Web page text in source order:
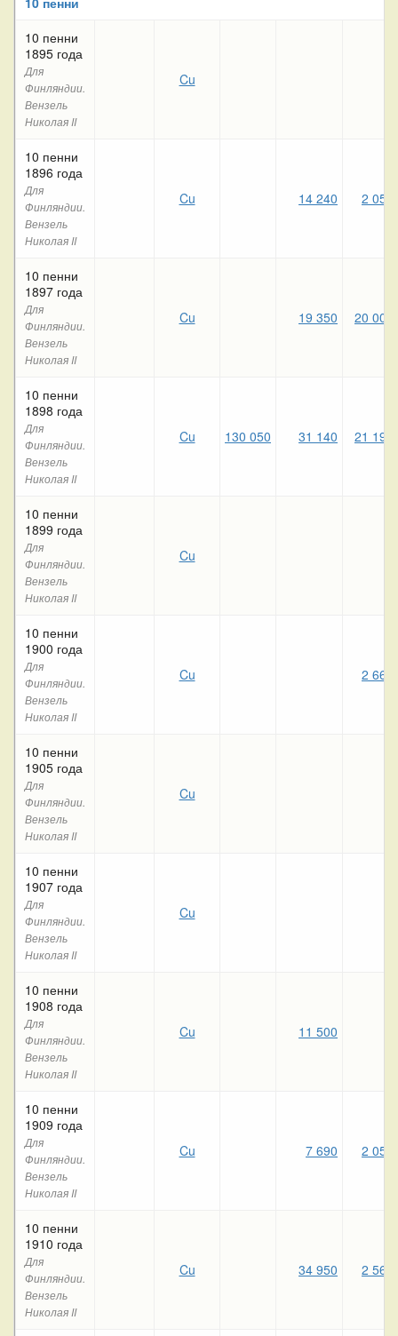
10 пенни
1895 года
Для
Финляндии.
Вензель
Николая II
Cu
10 пенни
1896 года
Для
Финляндии.
Вензель
Николая II
Cu 14 240 2 050
10 пенни
1897 года
Для
Финляндии.
Вензель
Николая II
Cu 19 350 20 000
10 пенни
1898 года
Для
Финляндии.
Вензель
Николая II
Cu 130 050 31 140 21 190
10 пенни
1899 года
Для
Финляндии.
Вензель
Николая II
Cu
10 пенни
1900 года
Для
Финляндии.
Вензель
Николая II
Cu 2 660
10 пенни
1905 года
Для
Финляндии.
Вензель
Николая II
Cu
10 пенни
1907 года
Для
Финляндии.
Вензель
Николая II
Cu
10 пенни
1908 года
Для
Финляндии.
Вензель
Николая II
Cu 11 500
10 пенни
1909 года
Для
Финляндии.
Вензель
Николая II
Cu 7 690 2 050
10 пенни
1910 года
Для
Финляндии.
Вензель
Николая II
Cu 34 950 2 560